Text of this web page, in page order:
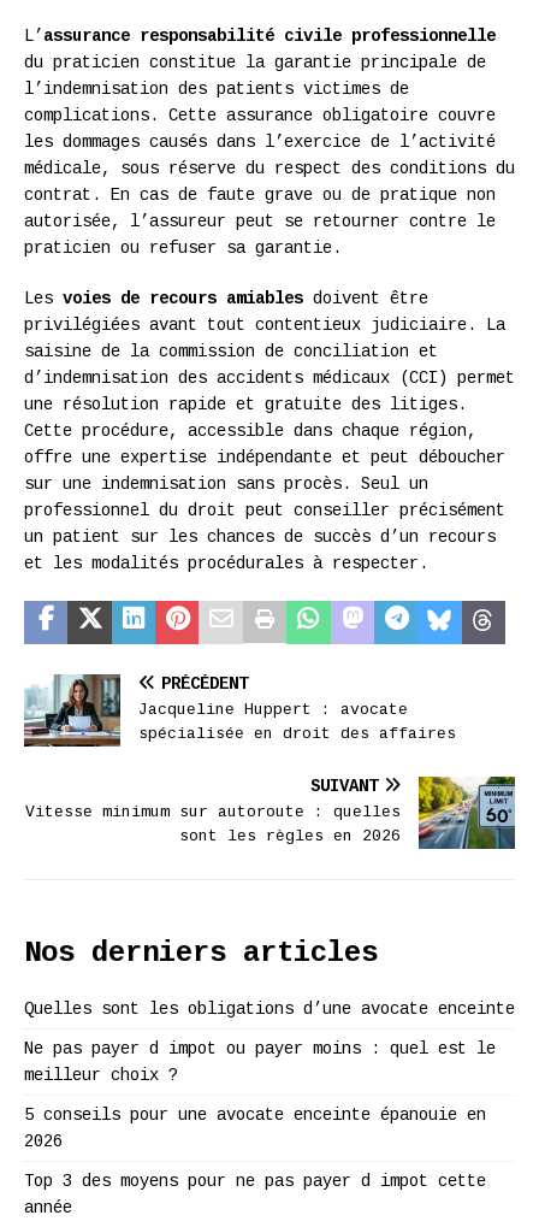
L’ assurance responsabilité civile professionnelle
du praticien constitue la garantie principale de
l’indemnisation des patients victimes de
complications. Cette assurance obligatoire couvre
les dommages causés dans l’exercice de l’activité
médicale, sous réserve du respect des conditions du
contrat. En cas de faute grave ou de pratique non
autorisée, l’assureur peut se retourner contre le
praticien ou refuser sa garantie.
Les voies de recours amiables doivent être
privilégiées avant tout contentieux judiciaire. La
saisine de la commission de conciliation et
d’indemnisation des accidents médicaux (CCI) permet
une résolution rapide et gratuite des litiges.
Cette procédure, accessible dans chaque région,
offre une expertise indépendante et peut déboucher
sur une indemnisation sans procès. Seul un
professionnel du droit peut conseiller précisément
un patient sur les chances de succès d’un recours
et les modalités procédurales à respecter.
PRÉCÉDENT
Jacqueline Huppert : avocate
spécialisée en droit des affaires
SUIVANT
Vitesse minimum sur autoroute : quelles
sont les règles en 2026
Nos derniers articles
Quelles sont les obligations d’une avocate enceinte
Ne pas payer d impot ou payer moins : quel est le
meilleur choix ?
5 conseils pour une avocate enceinte épanouie en
2026
Top 3 des moyens pour ne pas payer d impot cette
année